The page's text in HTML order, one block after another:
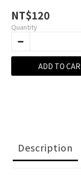
NT$120
Quantity
ADD TO
Description